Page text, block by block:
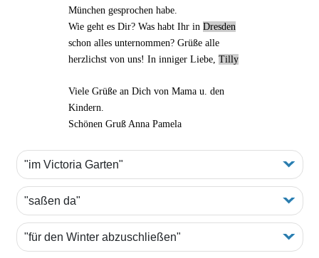
München gesprochen habe.
Wie geht es Dir? Was habt Ihr inDresden
schon alles unternommen? Grüße alle
herzlichst von uns! In inniger Liebe,Tilly
Viele Grüße an Dich von Mama u. den
Kindern.
Schönen Gruß Anna Pamela
"im Victoria Garten"
"saßen da"
"für den Winter abzuschließen"